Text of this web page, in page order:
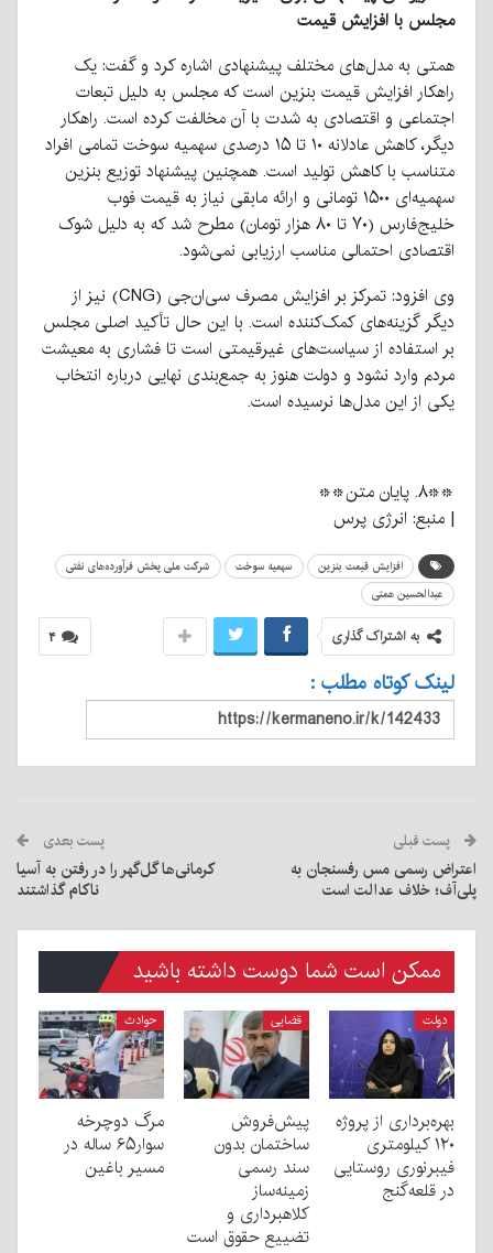
مجلس با افزایش قیمت
همتی به مدل‌های مختلف پیشنهادی اشاره کرد و گفت: یک
راهکار افزایش قیمت بنزین است که مجلس به دلیل تبعات
اجتماعی و اقتصادی به شدت با آن مخالفت کرده است. راهکار
دیگر، کاهش عادلانه ۱۰ تا ۱۵ درصدی سهمیه سوخت تمامی افراد
متناسب با کاهش تولید است. همچنین پیشنهاد توزیع بنزین
سهمیه‌ای ۱۵۰۰ تومانی و ارائه مابقی نیاز به قیمت فوب
خلیج‌فارس (۷۰ تا ۸۰ هزار تومان) مطرح شد که به دلیل شوک
اقتصادی احتمالی مناسب ارزیابی نمی‌شود.
وی افزود: تمرکز بر افزایش مصرف سی‌ان‌جی (CNG) نیز از
دیگر گزینه‌های کمک‌کننده است. با این حال تأکید اصلی مجلس
بر استفاده از سیاست‌های غیرقیمتی است تا فشاری به معیشت
مردم وارد نشود و دولت هنوز به جمع‌بندی نهایی درباره انتخاب
یکی از این مدل‌ها نرسیده است.
**۸. پایان متن**
| منبع: انرژی پرس
افزایش قیمت بنزین سهمیه سوخت
شرکت ملی پخش فرآورده‌های نفتی
عبدالحسین همتی
۴ به اشتراک گذاری
لینک کوتاه مطلب :
پست قبلی
اعتراض رسمی مس رفسنجان به
پلی‌آف؛ خلاف عدالت است
پست بعدی
کرمانی‌ها گل‌گهر را در رفتن به آسیا
ناکام گذاشتند
ممکن است شما دوست داشته باشید
دولت
بهره‌برداری از پروژه
۱۲۰ کیلومتری
فیبرنوری روستایی
در قلعه‌گنج
قضایی
پیش‌فروش
ساختمان بدون
سند رسمی
زمینه‌ساز
کلاهبرداری و
تضییع حقوق است
حوادث
مرگ دوچرخه
سوار۶۵ ساله در
مسیر باغین